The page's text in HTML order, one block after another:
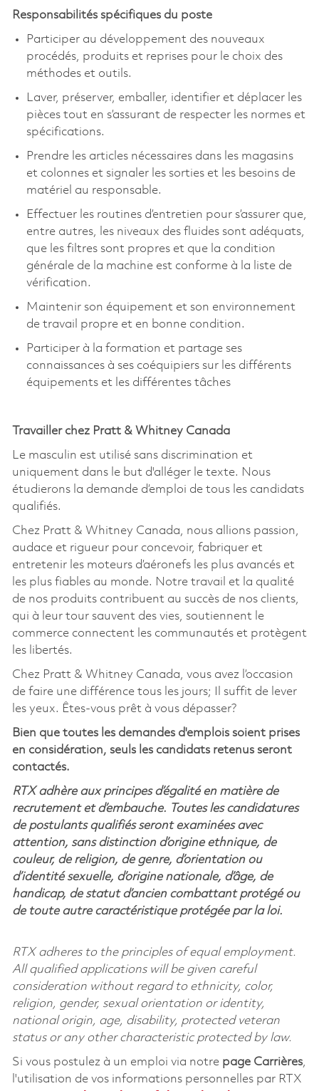
Responsabilités spécifiques du poste
Participer au développement des nouveaux
procédés, produits et reprises pour le choix des
méthodes et outils.
Laver, préserver, emballer, identifier et déplacer les
pièces tout en s’assurant de respecter les normes et
spécifications.
Prendre les articles nécessaires dans les magasins
et colonnes et signaler les sorties et les besoins de
matériel au responsable.
Effectuer les routines d’entretien pour s’assurer que,
entre autres, les niveaux des fluides sont adéquats,
que les filtres sont propres et que la condition
générale de la machine est conforme à la liste de
vérification.
Maintenir son équipement et son environnement
de travail propre et en bonne condition.
Participer à la formation et partage ses
connaissances à ses coéquipiers sur les différents
équipements et les différentes tâches
Travailler chez Pratt & Whitney Canada
Le masculin est utilisé sans discrimination et
uniquement dans le but d'alléger le texte. Nous
étudierons la demande d’emploi de tous les candidats
qualifiés.
Chez Pratt & Whitney Canada, nous allions passion,
audace et rigueur pour concevoir, fabriquer et
entretenir les moteurs d’aéronefs les plus avancés et
les plus fiables au monde. Notre travail et la qualité
de nos produits contribuent au succès de nos clients,
qui à leur tour sauvent des vies, soutiennent le
commerce connectent les communautés et protègent
les libertés.
Chez Pratt & Whitney Canada, vous avez l’occasion
de faire une différence tous les jours; Il suffit de lever
les yeux. Êtes-vous prêt à vous dépasser?
Bien que toutes les demandes d'emplois soient prises
en considération, seuls les candidats retenus seront
contactés.
RTX adhère aux principes d’égalité en matière de
recrutement et d’embauche. Toutes les candidatures
de postulants qualifiés seront examinées avec
attention, sans distinction d’origine ethnique, de
couleur, de religion, de genre, d’orientation ou
d’identité sexuelle, d’origine nationale, d’âge, de
handicap, de statut d’ancien combattant protégé ou
de toute autre caractéristique protégée par la loi.
RTX adheres to the principles of equal employment.
All qualified applications will be given careful
consideration without regard to ethnicity, color,
religion, gender, sexual orientation or identity,
national origin, age, disability, protected veteran
status or any other characteristic protected by law.
Si vous postulez à un emploi via notre page Carrières,
l'utilisation de vos informations personnelles par RTX